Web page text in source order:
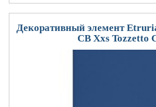
Декоративный элемент
CB Xxs Tozzetto